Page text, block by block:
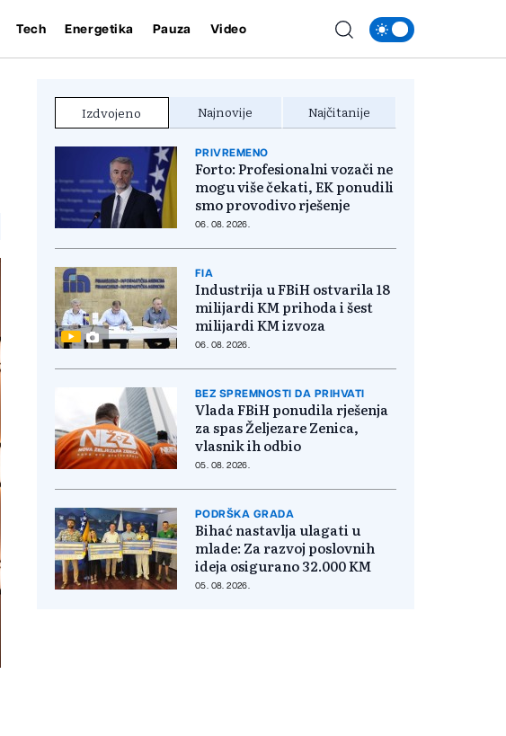
Tech Energetika Pauza Video
Izdvojeno Najnovije Najčitanije
PRIVREMENO
Forto: Profesionalni vozači ne
mogu više čekati, EK ponudili
smo provodivo rješenje
06. 08. 2026.
FIA
Industrija u FBiH ostvarila 18
milijardi KM prihoda i šest
milijardi KM izvoza
06. 08. 2026.
BEZ SPREMNOSTI DA PRIHVATI
Vlada FBiH ponudila rješenja
za spas Željezare Zenica,
vlasnik ih odbio
05. 08. 2026.
PODRŠKA GRADA
Bihać nastavlja ulagati u
mlade: Za razvoj poslovnih
ideja osigurano 32.000 KM
05. 08. 2026.